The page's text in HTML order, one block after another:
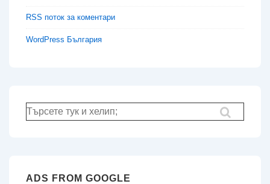
RSS поток за коментари
WordPress България
Търсене
за:
ADS FROM GOOGLE